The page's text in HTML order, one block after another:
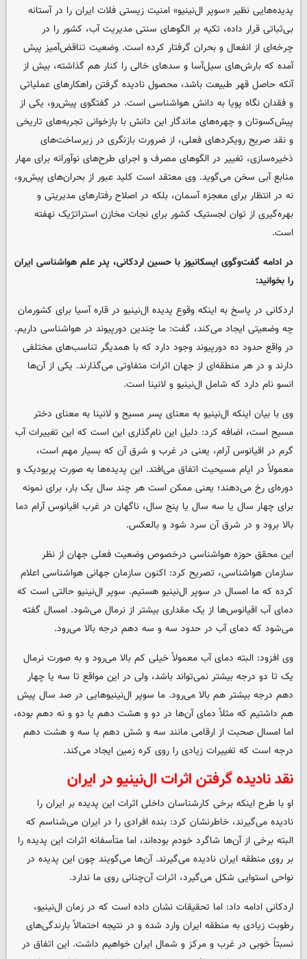
پدیده‌هایی نظیر «سوپر ال‌نینیو» امنیت زیستی فلات ایران را در آستانه
بی‌ثباتی قرار داده، تکیه بر الگوهای سنتی مدیریت آب، کشور را در
چرخه‌ای از انفعال و بحران گرفتار کرده است. وضعیت تناقض‌آمیز پیش
آمده که بارش‌های سیل‌آسا و سدهای خالی را کنار هم گذاشته، بیش از
آنکه حاصل قهر طبیعت باشد، محصول نادیده گرفتن راهکارهای عملیاتی
و فقدان نگاه پویا به دانش هواشناسی است. در گفتگوی پیش‌رو، یکی از
پیش‌کسوتان و چهره‌های ماندگار این دانش با بازخوانی تجربه‌های تاریخی
و نقد صریح رویکردهای فعلی، از ضرورت بازنگری در زیرساخت‌های
ذخیره‌سازی، تغییر در الگوهای مصرف و اجرای طرح‌های نوآورانه برای مهار
منابع آبی سخن می‌گوید. وی معتقد است کلید عبور از بحران‌های پیش‌رو،
نه در انتظار برای معجزه آسمان، بلکه در اصلاح رفتارهای مدیریتی و
بهره‌گیری از توان لجستیک کشور برای نجات مخازن استراتژیک نهفته
است.
در ادامه گفت‌وگوی ایسکانیوز با حسین اردکانی، پدر علم هواشناسی ایران
را بخوانید:
اردکانی در پاسخ به اینکه وقوع پدیده ال‌نینیو در قاره آسیا برای کشورمان
چه وضعیتی ایجاد می‌کند، گفت: ما چندین دورپیوند در هواشناسی داریم.
در واقع حدود ده دورپیوند وجود دارد که با همدیگر تناسب‌های مختلفی
دارند و در هر منطقه‌ای از جهان اثرات متفاوتی می‌گذارند. یکی از آن‌ها
انسو نام دارد که شامل ال‌نینیو و لانینا است.
وی با بیان اینکه ال‌نینیو به معنای پسر مسیح و لانینا به معنای دختر
مسیح است، اضافه کرد: دلیل این نام‌گذاری این است که این تغییرات آب
گرم در اقیانوس آرام، یعنی در غرب و شرق آن که بسیار مهم است،
معمولاً در ایام مسیحیت اتفاق می‌افتد. این پدیده‌ها به صورت پریودیک و
دوره‌ای رخ می‌دهند؛ یعنی ممکن است هر چند سال یک بار، برای نمونه
برای چهار سال یا سه سال یا پنج سال، ناگهان در غرب اقیانوس آرام دما
بالا برود و در شرق آن سرد شود و بالعکس.
این محقق حوزه هواشناسی درخصوص وضعیت فعلی جهان از نظر
سازمان هواشناسی، تصریح کرد: اکنون سازمان جهانی هواشناسی اعلام
کرده که ما امسال در سوپر ال‌نینیو هستیم. سوپر ال‌نینیو حالتی است که
دمای آب اقیانوس‌ها از یک مقداری بیشتر از نرمال می‌شود. امسال گفته
می‌شود که دمای آب در حدود سه و سه دهم درجه بالا می‌رود.
وی افزود: البته دمای آب معمولاً خیلی کم بالا می‌رود و به صورت نرمال
یک تا دو درجه بیشتر نمی‌تواند باشد، ولی در این مواقع تا سه یا چهار
دهم درجه بیشتر هم بالا می‌رود. ما سوپر ال‌نینیوهایی در صد سال پیش
هم داشتیم که مثلاً دمای آن‌ها در دو و هشت دهم یا دو و نه دهم بوده،
اما امسال صحبت از ارقامی مانند سه و شش دهم یا سه و هشت دهم
درجه است که تغییرات زیادی را روی کره زمین ایجاد می‌کند.
نقد نادیده گرفتن اثرات ال‌نینیو در ایران
او با طرح اینکه برخی کارشناسان داخلی اثرات این پدیده بر ایران را
نادیده می‌گیرند، خاطرنشان کرد: بنده افرادی را در ایران می‌شناسم که
البته برخی از آن‌ها شاگرد خودم بوده‌اند، اما متأسفانه اثرات این پدیده را
بر روی منطقه ایران نادیده می‌گیرند. آن‌ها می‌گویند چون این پدیده در
نواحی استوایی شکل می‌گیرد، اثرات آن‌چنانی روی ما ندارد.
اردکانی ادامه داد: اما تحقیقات نشان داده است که در زمان ال‌نینیو،
رطوبت زیادی به منطقه ایران وارد شده و در نتیجه احتمالاً بارندگی‌های
نسبتاً خوبی در غرب و مرکز و شمال ایران خواهیم داشت. این اتفاق در